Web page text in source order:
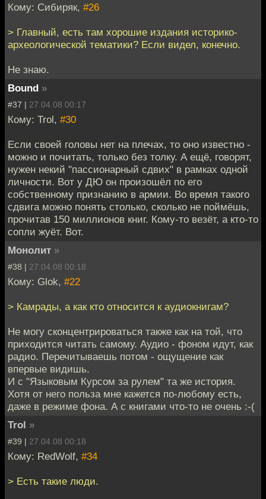
Кому: Сибиряк, #26
> Главный, есть там хорошие издания историко-
археологической тематики? Если видел, конечно.
Не знаю.
Bound »
#37 | 27.04.08 00:17
Кому: Trol, #30
Если своей головы нет на плечах, то оно известно -
можно и почитать, только без толку. А ещё, говорят,
нужен некий "пассионарный сдвих" в рамках одной
личности. Вот у ДЮ он произошёл по его
собственному признанию в армии. Во время такого
сдвига можно понять столько, сколько не поймёшь,
прочитав 150 миллионов книг. Кому-то везёт, а кто-то
сопли жуёт. Вот.
Монолит »
#38 | 27.04.08 00:18
Кому: Glok, #22
> Камрады, а как кто относится к аудиокнигам?
Не могу сконцентрироваться также как на той, что
приходится читать самому. Аудио - фоном идут, как
радио. Перечитываешь потом - ощущение как
впервые видишь.
И с "Языковым Курсом за рулем" та же история.
Хотя от него польза мне кажется по-любому есть,
даже в режиме фона. А с книгами что-то не очень :-(
Trol »
#39 | 27.04.08 00:18
Кому: RedWolf, #34
> Есть такие люди.